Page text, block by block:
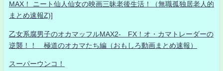
MAX！ ニート仙人仙女の映画三昧老後生活！（無職孤独居老人的
まとめ速報Z)]
乙女系腐男子のオカマッフルMAX2- FX！オ・カマトレーダーの
逆襲！！ 極道のオカマたち編（おもしろ動画まとめ速報）
スーパーウンコ！